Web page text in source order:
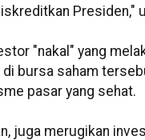
Presiden,"
"nakal" yang
bursa saham
pasar yang sehat.
juga merugikan